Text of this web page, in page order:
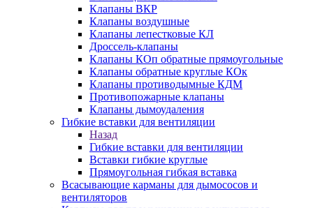
Клапаны ВКР
Клапаны воздушные
Клапаны лепестковые КЛ
Дроссель-клапаны
Клапаны КОп обратные прямоугольные
Клапаны обратные круглые КОк
Клапаны противодымные КДМ
Противопожарные клапаны
Клапаны дымоудаления
Гибкие вставки для вентиляции
Назад
Гибкие вставки для вентиляции
Вставки гибкие круглые
Прямоугольная гибкая вставка
Всасывающие карманы для дымососов и
вентиляторов